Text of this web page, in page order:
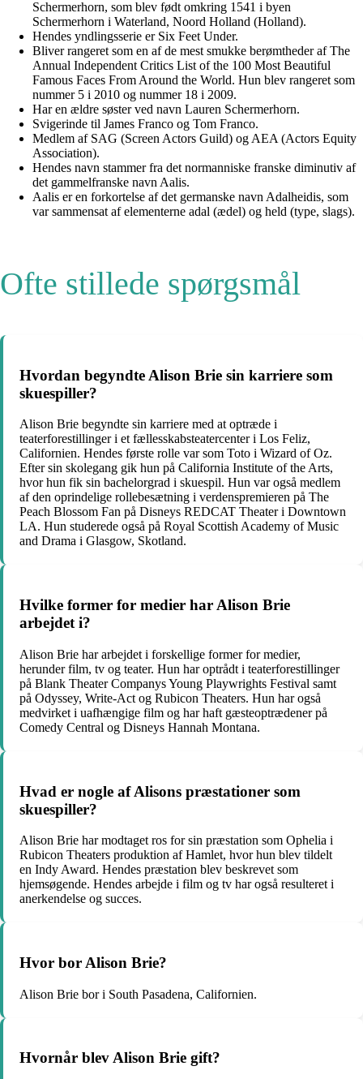
Schermerhorn, som blev født omkring 1541 i byen
Schermerhorn i Waterland, Noord Holland (Holland).
Hendes yndlingsserie er Six Feet Under.
Bliver rangeret som en af de mest smukke berømtheder af The
Annual Independent Critics List of the 100 Most Beautiful
Famous Faces From Around the World. Hun blev rangeret som
nummer 5 i 2010 og nummer 18 i 2009.
Har en ældre søster ved navn Lauren Schermerhorn.
Svigerinde til James Franco og Tom Franco.
Medlem af SAG (Screen Actors Guild) og AEA (Actors Equity
Association).
Hendes navn stammer fra det normanniske franske diminutiv af
det gammelfranske navn Aalis.
Aalis er en forkortelse af det germanske navn Adalheidis, som
var sammensat af elementerne adal (ædel) og held (type, slags).
Ofte stillede spørgsmål
Hvordan begyndte Alison Brie sin karriere som
skuespiller?
Alison Brie begyndte sin karriere med at optræde i
teaterforestillinger i et fællesskabsteatercenter i Los Feliz,
Californien. Hendes første rolle var som Toto i Wizard of Oz.
Efter sin skolegang gik hun på California Institute of the Arts,
hvor hun fik sin bachelorgrad i skuespil. Hun var også medlem
af den oprindelige rollebesætning i verdenspremieren på The
Peach Blossom Fan på Disneys REDCAT Theater i Downtown
LA. Hun studerede også på Royal Scottish Academy of Music
and Drama i Glasgow, Skotland.
Hvilke former for medier har Alison Brie
arbejdet i?
Alison Brie har arbejdet i forskellige former for medier,
herunder film, tv og teater. Hun har optrådt i teaterforestillinger
på Blank Theater Companys Young Playwrights Festival samt
på Odyssey, Write-Act og Rubicon Theaters. Hun har også
medvirket i uafhængige film og har haft gæsteoptrædener på
Comedy Central og Disneys Hannah Montana.
Hvad er nogle af Alisons præstationer som
skuespiller?
Alison Brie har modtaget ros for sin præstation som Ophelia i
Rubicon Theaters produktion af Hamlet, hvor hun blev tildelt
en Indy Award. Hendes præstation blev beskrevet som
hjemsøgende. Hendes arbejde i film og tv har også resulteret i
anerkendelse og succes.
Hvor bor Alison Brie?
Alison Brie bor i South Pasadena, Californien.
Hvornår blev Alison Brie gift?